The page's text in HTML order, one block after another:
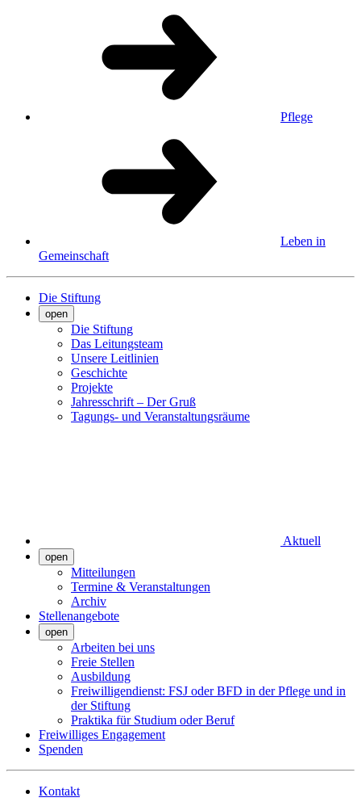
Pflege
Leben in
Gemeinschaft
Die Stiftung
open
Die Stiftung
Das Leitungsteam
Unsere Leitlinien
Geschichte
Projekte
Jahresschrift – Der Gruß
Tagungs- und Veranstaltungsräume
Aktuell
open
Mitteilungen
Termine & Veranstaltungen
Archiv
Stellenangebote
open
Arbeiten bei uns
Freie Stellen
Ausbildung
Freiwilligendienst: FSJ oder BFD in der Pflege und in
der Stiftung
Praktika für Studium oder Beruf
Freiwilliges Engagement
Spenden
Kontakt